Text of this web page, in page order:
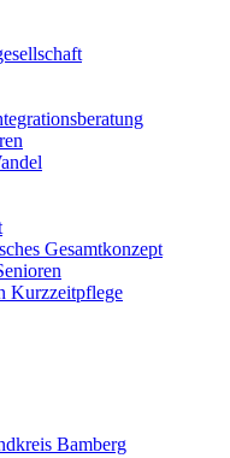
Gesamtkonzept
Kurzzeitpflege
Bamberg